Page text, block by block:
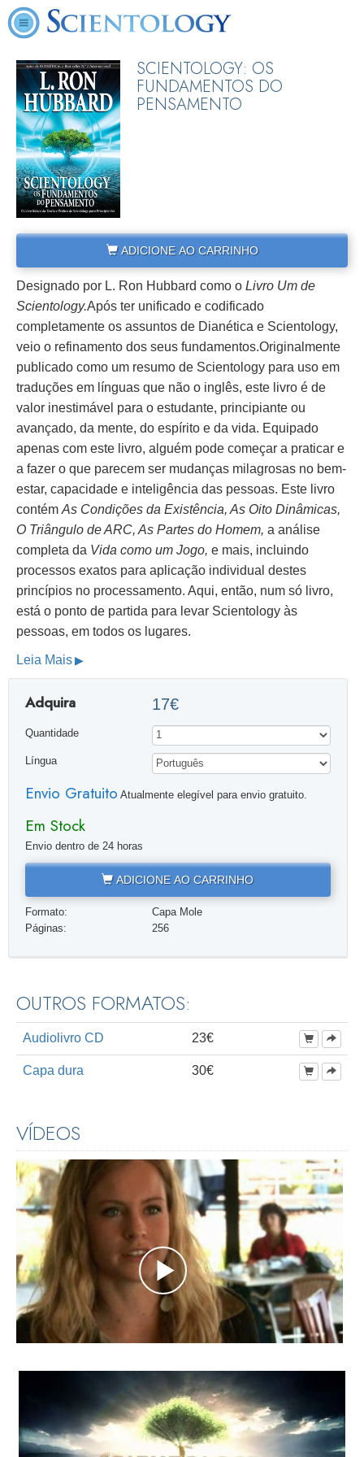
SCIENTOLOGY: OS
FUNDAMENTOS DO
PENSAMENTO
ADICIONE AO CARRINHO
Designado por L. Ron Hubbard como o Livro Um de
Scientology.Após ter unificado e codificado
completamente os assuntos de Dianética e Scientology,
veio o refinamento dos seus fundamentos.Originalmente
publicado como um resumo de Scientology para uso em
traduções em línguas que não o inglês, este livro é de
valor inestimável para o estudante, principiante ou
avançado, da mente, do espírito e da vida. Equipado
apenas com este livro, alguém pode começar a praticar e
a fazer o que parecem ser mudanças milagrosas no bem-
estar, capacidade e inteligência das pessoas. Este livro
contém As Condições da Existência, As Oito Dinâmicas,
O Triângulo de ARC, As Partes do Homem, a análise
completa da Vida como um Jogo, e mais, incluindo
processos exatos para aplicação individual destes
princípios no processamento. Aqui, então, num só livro,
está o ponto de partida para levar Scientology às
pessoas, em todos os lugares.
Leia Mais
Adquira 17€
Quantidade
Língua
Envio Gratuito Atualmente elegível para envio gratuito.
Em Stock
Envio dentro de 24 horas
ADICIONE AO CARRINHO
Formato:
Capa Mole
Páginas:
256
OUTROS FORMATOS:
Audiolivro CD 23€
Capa dura 30€
VÍDEOS